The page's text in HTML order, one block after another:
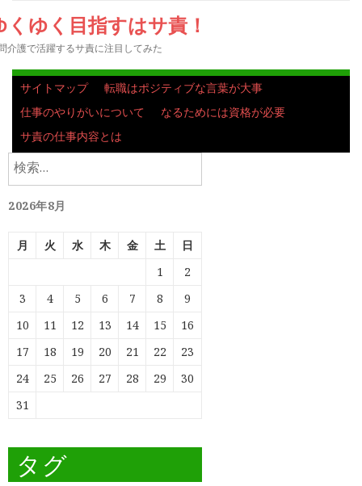
くゆく目指すはサ責！
介護で活躍するサ責に注目してみた
サイトマップ
転職はポジティブな言葉が大事
仕事のやりがいについて
なるためには資格が必要
サ責の仕事内容とは
検
索:
2026年8月
月 火 水 木 金 土
日
1
2
3
4 5 6 7 8
9
10
11 12 13 14 15
16
17
18 19 20 21 22
23
24
25 26 27 28 29
30
31
タグ